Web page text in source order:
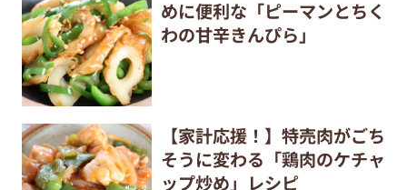
めに便利な「ピーマンとちく
わの甘辛きんぴら」
【家計応援！】特売肉がごち
そうに変わる「鶏肉のケチャ
ップ炒め」レシピ